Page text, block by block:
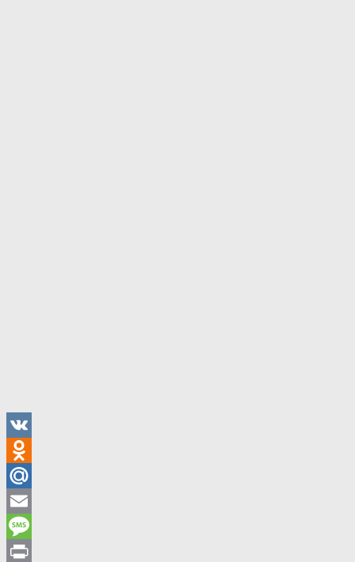
VK
Odnoklassniki
Mail.Ru
Email
Message